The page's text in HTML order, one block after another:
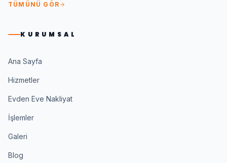
TÜMÜNÜ GÖR
KURUMSAL
Ana Sayfa
Hizmetler
Evden Eve Nakliyat
İşlemler
Galeri
Blog